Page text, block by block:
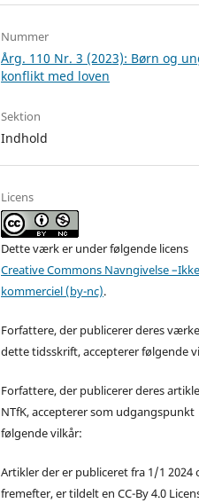
Nummer
Årg. 110 Nr. 3 (2023): Børn og
konflikt med loven
Sektion
Indhold
Licens
Dette værk er under følgende licens
Creative Commons Navngivelse
kommerciel (by-nc).
Forfattere, der publicerer deres
dette tidsskrift, accepterer følgende
Forfattere, der publicerer deres
NTfK, accepterer som udgangspunkt
følgende vilkår:
Artikler der er publiceret fra 1/1 2024
fremefter, er tildelt en CC-By 4.0